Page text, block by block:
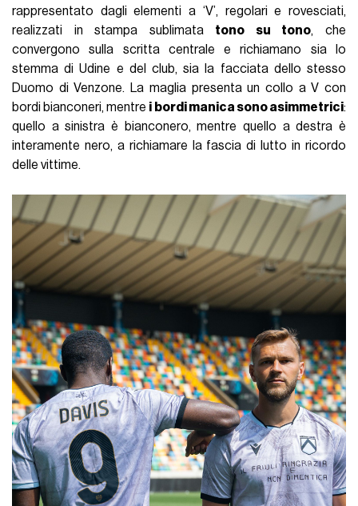
rappresentato dagli elementi a ‘V’, regolari e rovesciati,
realizzati in stampa sublimata tono su tono, che
convergono sulla scritta centrale e richiamano sia lo
stemma di Udine e del club, sia la facciata dello stesso
Duomo di Venzone. La maglia presenta un collo a V con
bordi bianconeri, mentre i bordi manica sono asimmetrici:
quello a sinistra è bianconero, mentre quello a destra è
interamente nero, a richiamare la fascia di lutto in ricordo
delle vittime.